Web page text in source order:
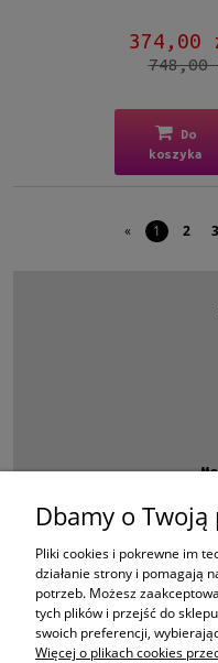
374,00
748,00
Do
koszyka
« 1 2 3
4 EYES
00-
Dbamy o
Pliki cookies i pokrewne im
działanie strony i pomagają
potrzeb. Możesz
tych plików i przejść do
swoich preferencji,
Więcej o plikach cookies